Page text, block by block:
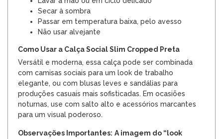
Secar à sombra
Passar em temperatura baixa, pelo avesso
Não usar alvejante
Como Usar a Calça Social Slim Cropped Preta
Versátil e moderna, essa calça pode ser combinada
com camisas sociais para um look de trabalho
elegante, ou com blusas leves e sandálias para
produções casuais mais sofisticadas. Em ocasiões
noturnas, use com salto alto e acessórios marcantes
para um visual poderoso.
Observações Importantes: A imagem do “look